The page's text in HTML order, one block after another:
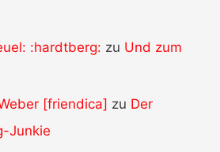
:hardtberg: zu Und zum
[friendica] zu Der